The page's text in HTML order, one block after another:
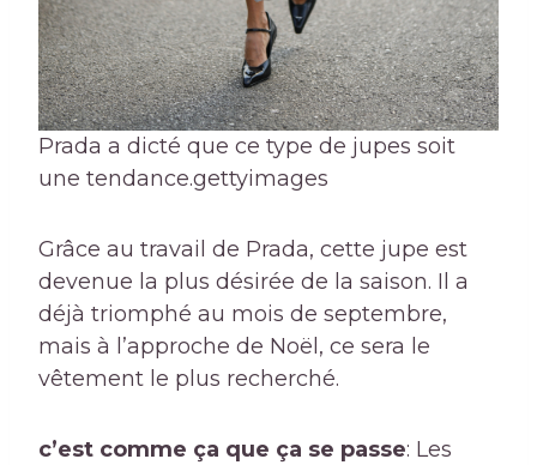
Prada a dicté que ce type de jupes soit
une tendance.gettyimages
Grâce au travail de Prada, cette jupe est
devenue la plus désirée de la saison. Il a
déjà triomphé au mois de septembre,
mais à l’approche de Noël, ce sera le
vêtement le plus recherché.
c’est comme ça que ça se passe: Les